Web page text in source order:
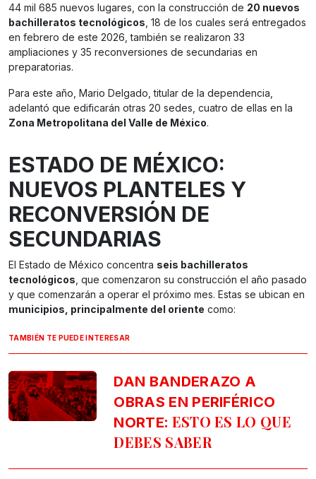
44 mil 685 nuevos lugares, con la construcción de 20 nuevos
bachilleratos tecnológicos, 18 de los cuales será entregados
en febrero de este 2026, también se realizaron 33
ampliaciones y 35 reconversiones de secundarias en
preparatorias.
Para este año, Mario Delgado, titular de la dependencia,
adelantó que edificarán otras 20 sedes, cuatro de ellas en la
Zona Metropolitana del Valle de México.
ESTADO DE MÉXICO:
NUEVOS PLANTELES Y
RECONVERSIÓN DE
SECUNDARIAS
El Estado de México concentra seis bachilleratos
tecnológicos, que comenzaron su construcción el año pasado
y que comenzarán a operar el próximo mes. Estas se ubican en
municipios, principalmente del oriente como:
TAMBIÉN TE PUEDE INTERESAR
DAN BANDERAZO A
OBRAS EN PERIFÉRICO
NORTE: ESTO ES LO QUE
DEBES SABER